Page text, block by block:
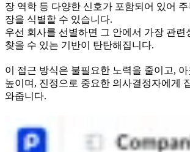
장 역학 등 다양한 신호가 포함되어 있어 주
장을 식별할 수 있습니다.
우선 회사를 선별하면 그 안에서 가장 관련
찾을 수 있는 기반이 탄탄해집니다.
이 접근 방식은 불필요한 노력을 줄이고,
높이며, 진정으로 중요한 의사결정자에게
와줍니다.